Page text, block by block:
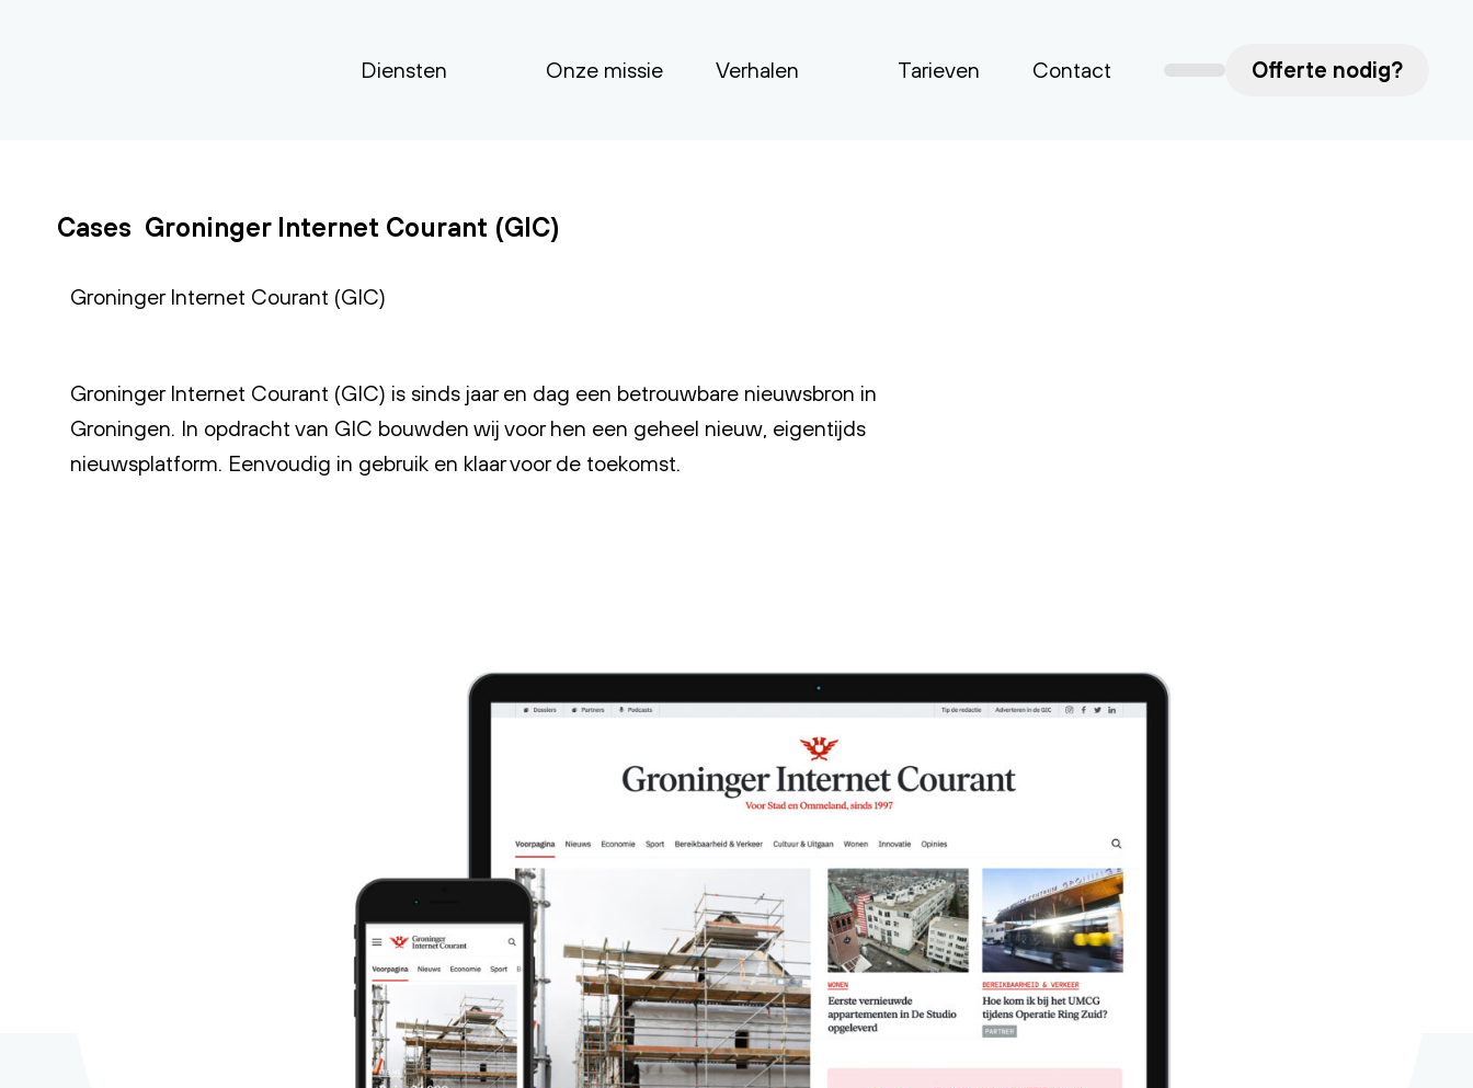
Diensten Onze missie Verhalen Tarieven Contact Offerte nodig?
Cases Groninger Internet Courant (GIC)
Groninger Internet Courant (GIC)
Groninger Internet Courant (GIC) is sinds jaar en dag een betrouwbare nieuwsbron in
Groningen. In opdracht van GIC bouwden wij voor hen een geheel nieuw, eigentijds
nieuwsplatform. Eenvoudig in gebruik en klaar voor de toekomst.